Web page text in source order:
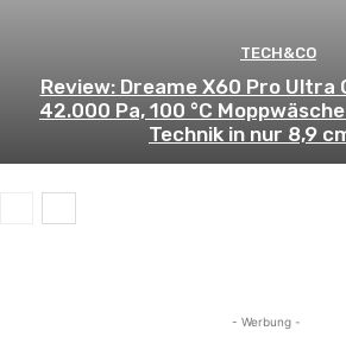
TECH&CO
Review: Dreame X60 Pro Ultra
42.000 Pa, 100 °C
Technik in nur 8,9
- Werbung -